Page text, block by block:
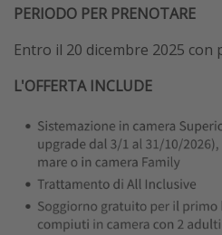
PERIODO PER PRENOTARE
Entro il 20 dicembre 2025
L'OFFERTA INCLUDE